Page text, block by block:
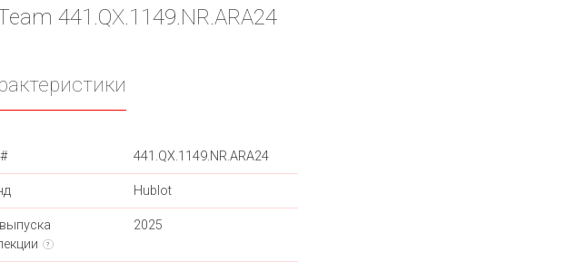
441.QX.1149.NR.ARA24
441.QX.1149.NR.ARA24
Hublot
?
2025